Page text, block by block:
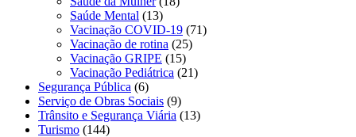
Saúde Mental (13)
Vacinação COVID-19 (71)
Vacinação de rotina (25)
Vacinação GRIPE (15)
Vacinação Pediátrica (21)
Segurança Pública (6)
Serviço de Obras Sociais (9)
Trânsito e Segurança Viária (13)
Turismo (144)